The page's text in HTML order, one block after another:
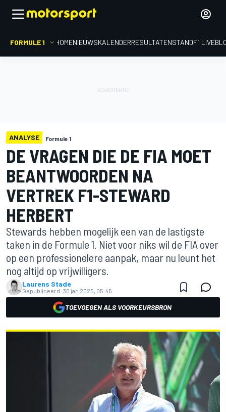
FORMULE 1 HOMENIEUWSKALENDERRESULTATENSTANDF1
ANALYSE Formule 1
DE VRAGEN DIE DE FIA MOET
BEANTWOORDEN NA
VERTREK F1-STEWARD
HERBERT
Stewards hebben mogelijk een van de lastigste
taken in de Formule 1. Niet voor niks wil de FIA over
op een professionelere aanpak, maar nu leunt het
nog altijd op vrijwilligers.
Laurens Stade
Gepubliceerd: 30 jan 2025, 05:45
TOEVOEGEN ALS VOORKEURSBRON